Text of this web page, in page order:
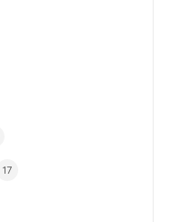
17